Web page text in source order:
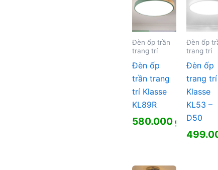
Đèn ốp trần
trang trí
Đèn ốp
trần trang
trí Klasse
KL89R
580.000₫
Đèn ốp
trang trí
Đèn ốp
trang trí
Klasse
KL53 –
D50